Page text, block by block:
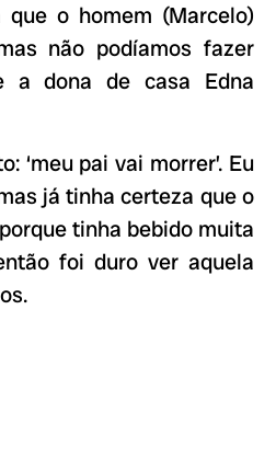
o homem (Marcelo)
não podíamos fazer
a dona de casa Edna
‘meu pai vai morrer’. Eu
já tinha certeza que o
tinha bebido muita
foi duro ver aquela